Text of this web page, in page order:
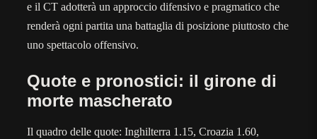
e il CT adotterà un approccio difensivo e pragmatico che
renderà ogni partita una battaglia di posizione piuttosto che
uno spettacolo offensivo.
Quote e pronostici: il girone di
morte mascherato
Il quadro delle quote: Inghilterra 1.15, Croazia 1.60,